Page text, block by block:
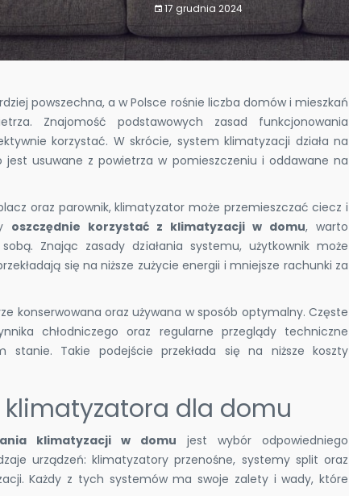
17 grudnia 2024
powszechna, a w Polsce rośnie liczba domów i mieszkań
Znajomość podstawowych zasad funkcjonowania
korzystać. W skrócie, system klimatyzacji działa na
jest usuwane z powietrza w pomieszczeniu i oddawane na
oraz parownik, klimatyzator może przemieszczać ciecz i
oszczędnie korzystać z klimatyzacji w domu, warto
Znając zasady działania systemu, użytkownik może
się na niższe zużycie energii i mniejsze rachunki za
konserwowana oraz używana w sposób optymalny. Częste
chłodniczego oraz regularne przeglądy techniczne
Takie podejście przekłada się na niższe koszty
dla domu
klimatyzacji w domu jest wybór odpowiedniego
urządzeń: klimatyzatory przenośne, systemy split oraz
Każdy z tych systemów ma swoje zalety i wady, które